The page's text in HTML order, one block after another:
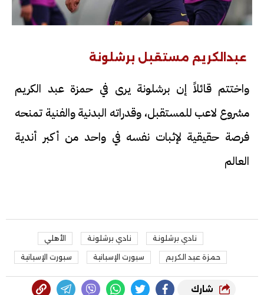
عبدالكريم مستقبل برشلونة
واختتم قائلاً إن برشلونة يرى في حمزة عبد الكريم
مشروع لاعب للمستقبل، وقدراته البدنية والفنية تمنحه
فرصة حقيقية لإثبات نفسه في واحد من أكبر أندية
العالم
نادي برشلونة نادي برشلونة الأهلي
حمزة عبد الكريم سبورت الإسبانية سبورت الإسبانية
شارك